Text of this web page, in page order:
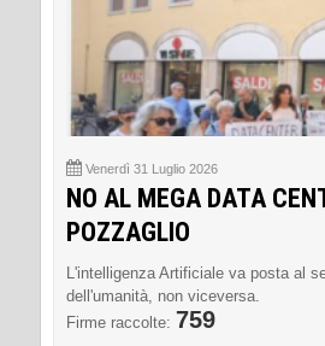
Venerdì 31 Luglio 2026
NO AL MEGA DATA
POZZAGLIO
L'intelligenza Artificiale va posta al
dell'umanità, non viceversa.
Firme raccolte: 759